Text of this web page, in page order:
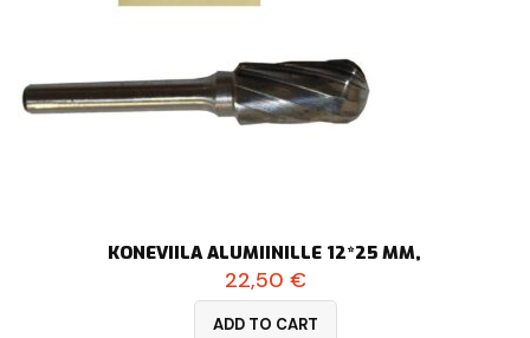
KONEVIILA ALUMIINILLE 12*25 MM,
22,50 €
ADD TO CART